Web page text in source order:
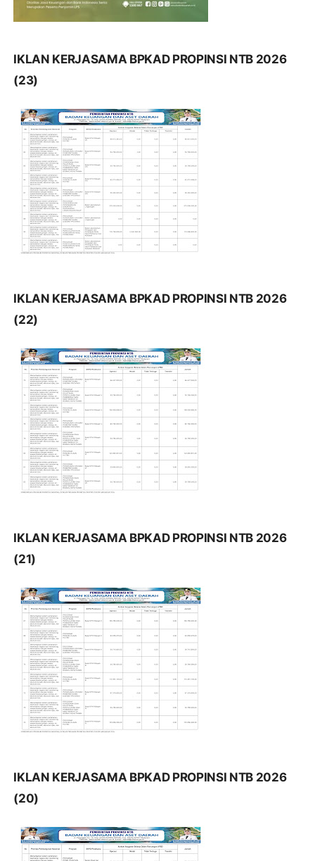
IKLAN KERJASAMA BPKAD PROPINSI NTB 2026
(23)
IKLAN KERJASAMA BPKAD PROPINSI NTB 2026
(22)
IKLAN KERJASAMA BPKAD PROPINSI NTB 2026
(21)
IKLAN KERJASAMA BPKAD PROPINSI NTB 2026
(20)